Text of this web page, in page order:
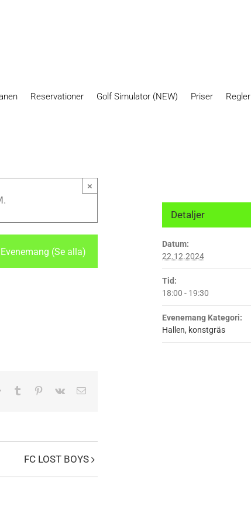
Reservationer Golf Simulator (NEW) Priser Regler
×
(Se alla)
Google+Tumblr Pinterest
Vk Email
FC LOST BOYS
Detaljer
Datum:
22.12.2024
Tid:
18:00 - 19:30
Evenemang Kategori:
Hallen, konstgräs